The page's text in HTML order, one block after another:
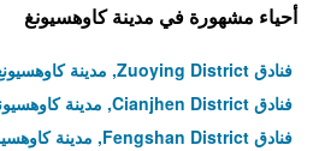
آخر
أيام
أحياء مشهورة في مدينة كاوهسيونغ
فنادق Zuoying District, مدينة كاوهسيونغ
فنادق Cianjhen District, مدينة كاوهسيونغ
فنادق Fengshan District, مدينة كاوهسيونغ